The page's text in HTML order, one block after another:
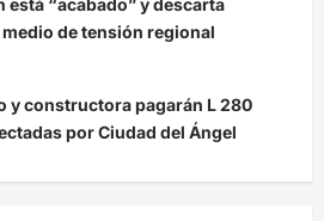
está “acabado” y descarta
de tensión regional
y constructora pagarán L 280
por Ciudad del Ángel